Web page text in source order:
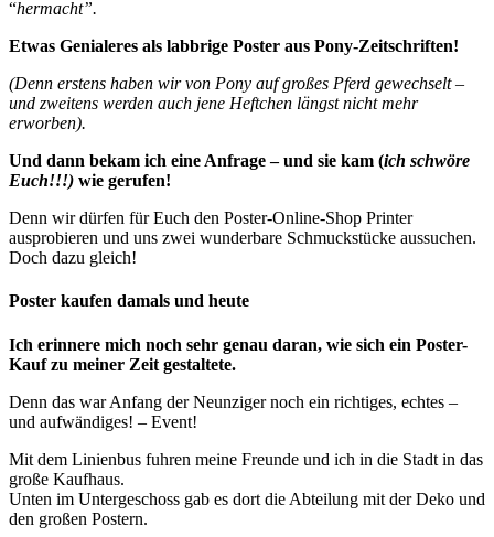
“hermacht”.
Etwas Genialeres als labbrige Poster aus Pony-Zeitschriften!
(Denn erstens haben wir von Pony auf großes Pferd gewechselt –
und zweitens werden auch jene Heftchen längst nicht mehr
erworben).
Und dann bekam ich eine Anfrage – und sie kam (ich schwöre
Euch!!!) wie gerufen!
Denn wir dürfen für Euch den Poster-Online-Shop Printer
ausprobieren und uns zwei wunderbare Schmuckstücke aussuchen.
Doch dazu gleich!
Poster kaufen damals und heute
Ich erinnere mich noch sehr genau daran, wie sich ein Poster-
Kauf zu meiner Zeit gestaltete.
Denn das war Anfang der Neunziger noch ein richtiges, echtes –
und aufwändiges! – Event!
Mit dem Linienbus fuhren meine Freunde und ich in die Stadt in das
große Kaufhaus.
Unten im Untergeschoss gab es dort die Abteilung mit der Deko und
den großen Postern.